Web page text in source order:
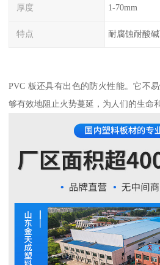
厚度 1-70mm
特点 耐腐蚀耐酸
PVC 板还具有出色的防火性能。它不
够有效地阻止火势蔓延，为人们的生命